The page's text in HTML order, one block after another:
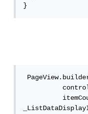
}
PageView.builder(
          controller: _pageController,
          itemCount: